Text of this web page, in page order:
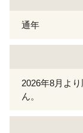
通年
2026年8月よ
ん。